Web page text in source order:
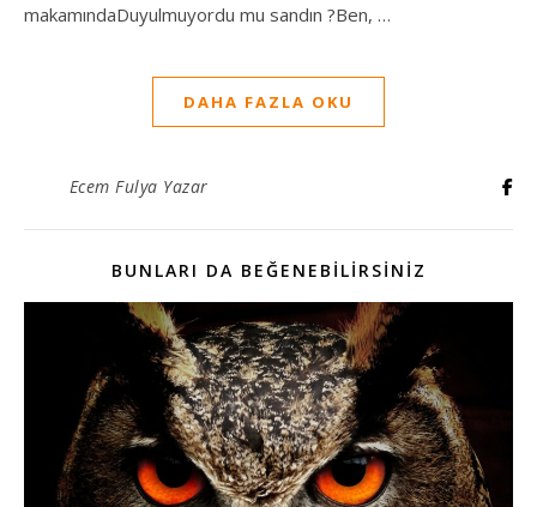
makamındaDuyulmuyordu mu sandın ?Ben, …
DAHA FAZLA OKU
Ecem Fulya Yazar
BUNLARI DA BEĞENEBILIRSINIZ